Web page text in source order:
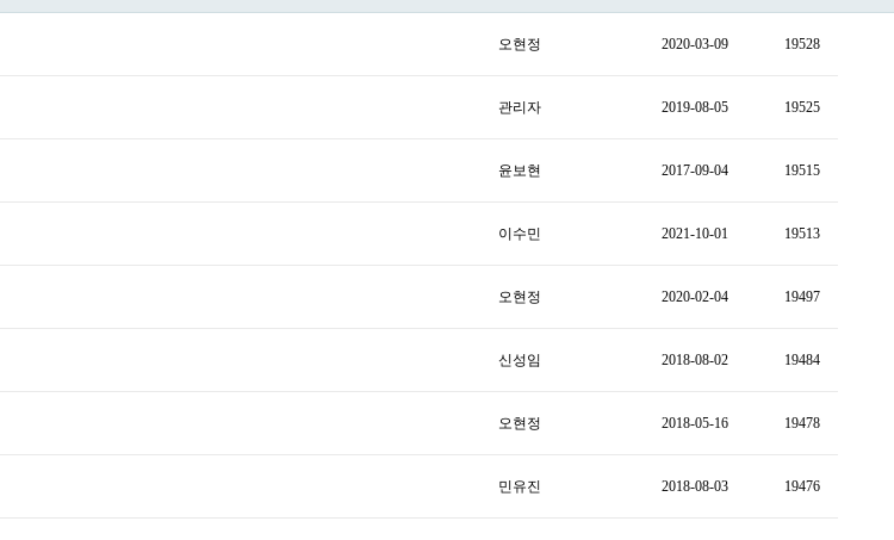
오현정 2020-03-09 19528
관리자 2019-08-05 19525
윤보현 2017-09-04 19515
이수민 2021-10-01 19513
오현정 2020-02-04 19497
신성임 2018-08-02 19484
오현정 2018-05-16 19478
민유진 2018-08-03 19476